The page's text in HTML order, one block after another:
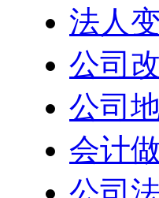
法人
公司
公司
会计